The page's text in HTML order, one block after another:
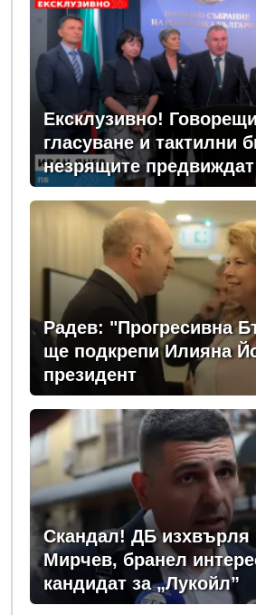
Ексклузивно!
гласуване и тактилни
незрящите
изборни правила!
Радев: "Прогресивна
ще подкрепи Илияна
президент
Скандал! ДБ изхвърля
Мирчев, бранел
кандидат за „Лукойл”